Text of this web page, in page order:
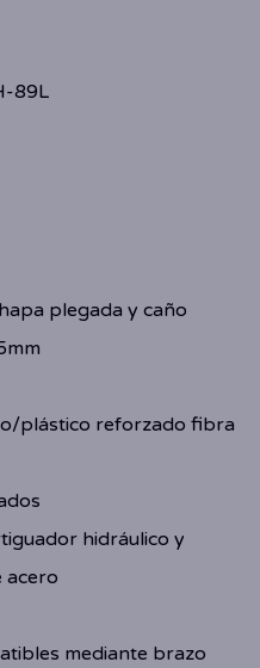
89L
plegada y caño
plástico reforzado fibra
hidráulico y
acero
mediante brazo